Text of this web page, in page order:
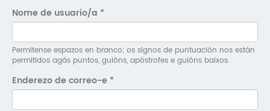
Nome de usuario/a *
Permitense espazos en branco; os signos de puntuación nos están
permitidos agás puntos, guións, apóstrofes e guións baixos.
Enderezo de correo-e *